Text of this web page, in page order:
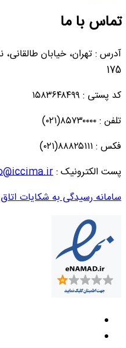
تماس با ما
آدرس : تهران، خیابان
175
کد پستی : ۱۵۸۳۶۴۸۴۹۹
تلفن : ۸۵۷۳۰۰۰۰(۰۲۱)
فکس : ۸۸۸۲۵۱۱۱(۰۲۱)
پست الکترونیک :
سامانه رسیدگی به شکایات اتاق